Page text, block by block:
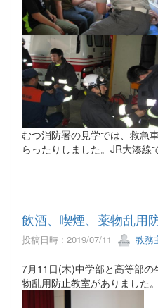
むつ消防署の見学では、救急
らったりしました。JR大湊線
飲酒、喫煙、薬物乱用
投稿日時 : 2019/07/11 教務
7月11日(木)中学部と高等部
物乱用防止教室がありました。